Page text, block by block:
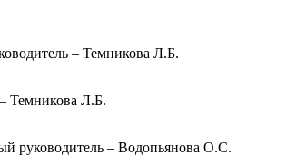
– Темникова Л.Б.
Темникова Л.Б.
руководитель – Водопьянова О.С.